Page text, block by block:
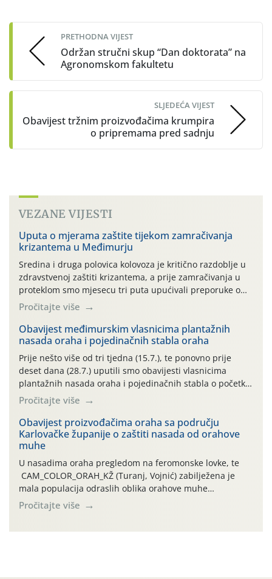
navigation
PRETHODNA VIJEST
Održan stručni skup “Dan doktorata” na
Agronomskom fakultetu
SLJEDEĆA VIJEST
Obavijest tržnim proizvođačima krumpira
o pripremama pred sadnju
VEZANE VIJESTI
Uputa o mjerama zaštite tijekom zamračivanja
krizantema u Međimurju
Sredina i druga polovica kolovoza je kritično razdoblje u
zdravstvenoj zaštiti krizantema, a prije zamračivanja u
proteklom smo mjesecu tri puta upućivali preporuke o
preventivnim mjerama zaštite krizantema od najčešćih
uzročnika bolesti, štetnika i fito-fagnih grinja (23.7., 14.7.,
06.7.)! Na početku ovog mjeseca je zabilježeno je
povijesno i ekstremno vruće meteorološko razdoblje, uz
najviše temperature […]
Pročitajte više
Obavijest međimurskim vlasnicima plantažnih
nasada oraha i pojedinačnih stabla oraha
Prije nešto više od tri tjedna (15.7.), te ponovno prije
deset dana (28.7.) uputili smo obavijesti vlasnicima
plantažnih nasada oraha i pojedinačnih stabla o početku
leta i ovogodišnjoj potrebi usmjerenog suzbijanja
orahove muhe (Rhagoletis completa)! Već dvanaest dana
traje drugi ovogodišnji “toplinski udar”, koji naročito
izražen zadnja šest dana (31.7.-05.8.), jer najviše
temperature zraka svakodnevno […]
Pročitajte više
Obavijest proizvođačima oraha sa području
Karlovačke županije o zaštiti nasada od orahove
muhe
U nasadima oraha pregledom na feromonske lovke, te
CAM_COLOR_ORAH_KŽ (Turanj, Vojnić) zabilježena je
mala populacija odraslih oblika orahove muhe
(Rhagoletis completa). Niska brojnost može se objasniti
činjenicom da je riječ o mladim nasadima s vrlo malim
Pročitajte više